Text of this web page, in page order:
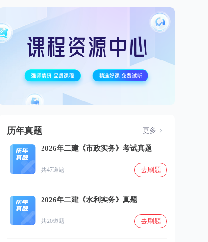
历年真题 更多
2026年二建《市政实务》考试真题
共47道题 去刷题
2026年二建《水利实务》真题
共20道题 去刷题